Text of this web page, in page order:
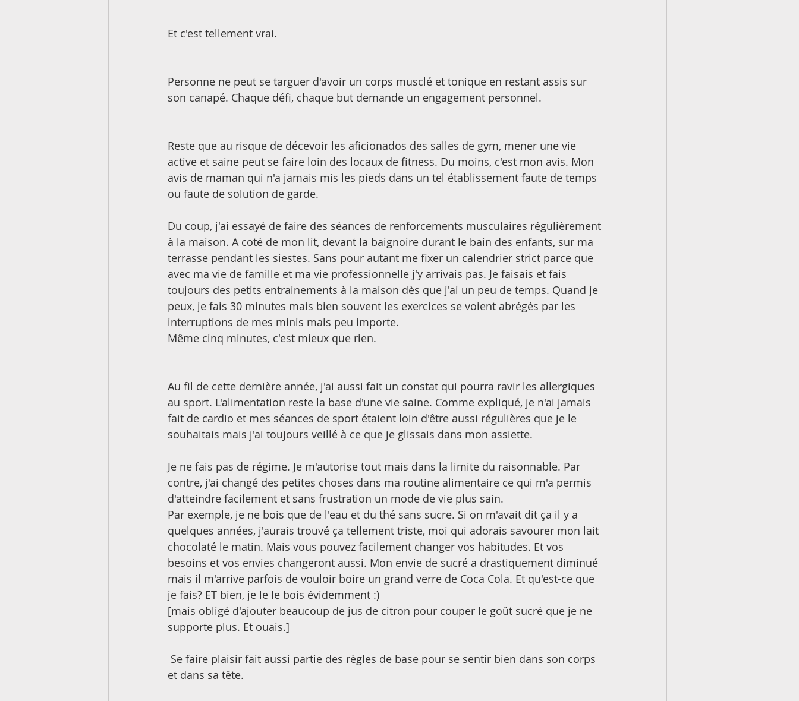
Et c'est tellement vrai.
Personne ne peut se targuer d'avoir un corps musclé et tonique en restant assis sur
son canapé. Chaque défi, chaque but demande un engagement personnel.
Reste que au risque de décevoir les aficionados des salles de gym, mener une vie
active et saine peut se faire loin des locaux de fitness. Du moins, c'est mon avis. Mon
avis de maman qui n'a jamais mis les pieds dans un tel établissement faute de temps
ou faute de solution de garde.
Du coup, j'ai essayé de faire des séances de renforcements musculaires régulièrement
à la maison. A coté de mon lit, devant la baignoire durant le bain des enfants, sur ma
terrasse pendant les siestes. Sans pour autant me fixer un calendrier strict parce que
avec ma vie de famille et ma vie professionnelle j'y arrivais pas. Je faisais et fais
toujours des petits entrainements à la maison dès que j'ai un peu de temps. Quand je
peux, je fais 30 minutes mais bien souvent les exercices se voient abrégés par les
interruptions de mes minis mais peu importe.
Même cinq minutes, c'est mieux que rien.
Au fil de cette dernière année, j'ai aussi fait un constat qui pourra ravir les allergiques
au sport. L'alimentation reste la base d'une vie saine. Comme expliqué, je n'ai jamais
fait de cardio et mes séances de sport étaient loin d'être aussi régulières que je le
souhaitais mais j'ai toujours veillé à ce que je glissais dans mon assiette.
Je ne fais pas de régime. Je m'autorise tout mais dans la limite du raisonnable. Par
contre, j'ai changé des petites choses dans ma routine alimentaire ce qui m'a permis
d'atteindre facilement et sans frustration un mode de vie plus sain.
Par exemple, je ne bois que de l'eau et du thé sans sucre. Si on m'avait dit ça il y a
quelques années, j'aurais trouvé ça tellement triste, moi qui adorais savourer mon lait
chocolaté le matin. Mais vous pouvez facilement changer vos habitudes. Et vos
besoins et vos envies changeront aussi. Mon envie de sucré a drastiquement diminué
mais il m'arrive parfois de vouloir boire un grand verre de Coca Cola. Et qu'est-ce que
je fais? ET bien, je le le bois évidemment :)
[mais obligé d'ajouter beaucoup de jus de citron pour couper le goût sucré que je ne
supporte plus. Et ouais.]
et dans sa tête.